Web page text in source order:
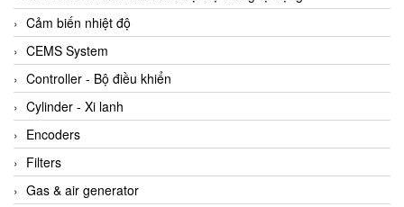
Cảm biến nhiệt độ
CEMS System
Controller - Bộ điều khiển
Cylinder - Xi lanh
Encoders
Filters
Gas & air generator